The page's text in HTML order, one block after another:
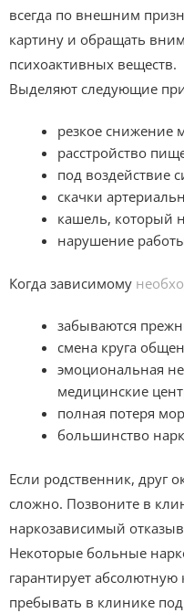
всегда по внешним
картину и обращать
психоактивных веществ.
Выделяют следующие
резкое снижение
расстройство
под воздействие
скачки
кашель, который
нарушение
Когда зависимому
забываются
смена круга
эмоциональная
медицинские
полная потеря
большинство
Если родственник, друг
сложно. Позвоните в
наркозависимый
Некоторые больные
гарантирует
пребывать в клинике